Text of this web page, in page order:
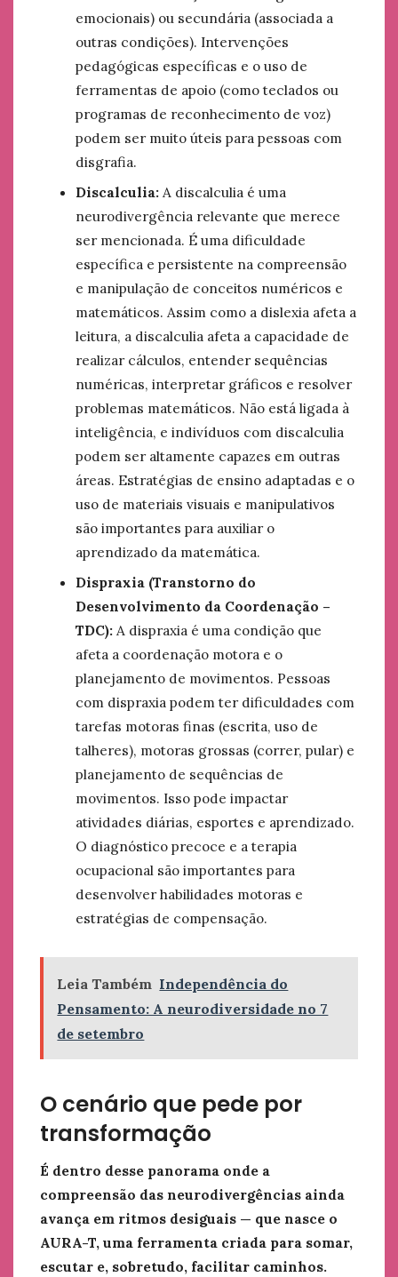
emocionais) ou secundária (associada a
outras condições). Intervenções
pedagógicas específicas e o uso de
ferramentas de apoio (como teclados ou
programas de reconhecimento de voz)
podem ser muito úteis para pessoas com
disgrafia.
Discalculia: A discalculia é uma
neurodivergência relevante que merece
ser mencionada. É uma dificuldade
específica e persistente na compreensão
e manipulação de conceitos numéricos e
matemáticos. Assim como a dislexia afeta a
leitura, a discalculia afeta a capacidade de
realizar cálculos, entender sequências
numéricas, interpretar gráficos e resolver
problemas matemáticos. Não está ligada à
inteligência, e indivíduos com discalculia
podem ser altamente capazes em outras
áreas. Estratégias de ensino adaptadas e o
uso de materiais visuais e manipulativos
são importantes para auxiliar o
aprendizado da matemática.
Dispraxia (Transtorno do
Desenvolvimento da Coordenação –
TDC): A dispraxia é uma condição que
afeta a coordenação motora e o
planejamento de movimentos. Pessoas
com dispraxia podem ter dificuldades com
tarefas motoras finas (escrita, uso de
talheres), motoras grossas (correr, pular) e
planejamento de sequências de
movimentos. Isso pode impactar
atividades diárias, esportes e aprendizado.
O diagnóstico precoce e a terapia
ocupacional são importantes para
desenvolver habilidades motoras e
estratégias de compensação.
Leia Também Independência do
Pensamento: A neurodiversidade no 7
de setembro
O cenário que pede por
transformação
É dentro desse panorama onde a
compreensão das neurodivergências ainda
avança em ritmos desiguais — que nasce o
AURA-T, uma ferramenta criada para somar,
escutar e, sobretudo, facilitar caminhos.